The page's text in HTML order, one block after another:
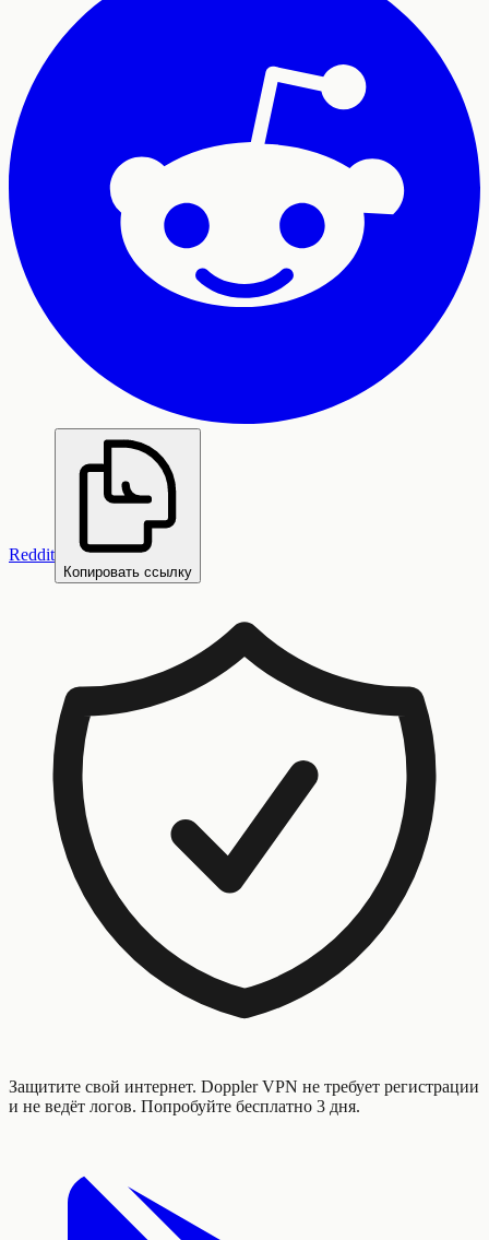
Reddit
Копировать ссылку
Защитите свой интернет. Doppler VPN не требует регистрации
и не ведёт логов. Попробуйте бесплатно 3 дня.